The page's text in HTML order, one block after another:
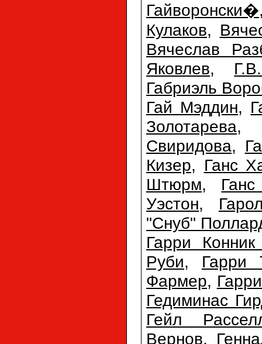
Гайворонски�
Кулаков,
Вячеслав
Яковлев,
Габриэль
Гай Мэддин,
Золотарева
Свиридова,
Кизер, Ганс
Штюрм,
Уэстон,
"Снуб"
Гарри
Руби, Гарри
Фармер,
Гедиминас
Гейл
Вернов,